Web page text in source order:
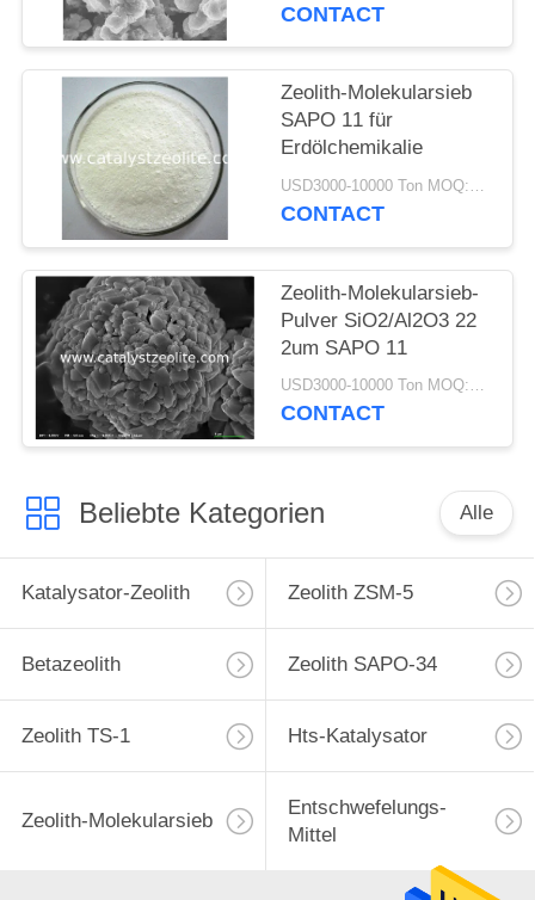
CONTACT
Zeolith-Molekularsieb
SAPO 11 für
Erdölchemikalie
USD3000-10000 Ton MOQ:1 Kilogramm
CONTACT
Zeolith-Molekularsieb-
Pulver SiO2/Al2O3 22
2um SAPO 11
USD3000-10000 Ton MOQ:1 Kilogramm
CONTACT
Beliebte Kategorien Alle
Katalysator-Zeolith Zeolith ZSM-5
Betazeolith Zeolith SAPO-34
Zeolith TS-1 Hts-Katalysator
Zeolith-Molekularsieb
Entschwefelungs-
Mittel